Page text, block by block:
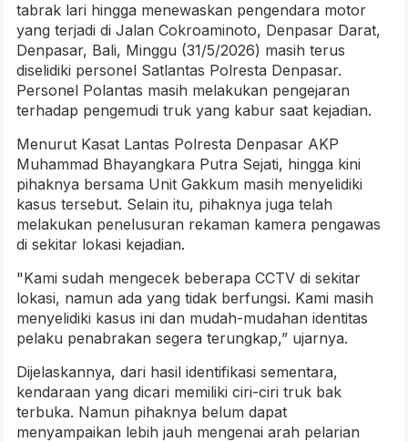
tabrak lari hingga menewaskan pengendara motor
yang terjadi di Jalan Cokroaminoto, Denpasar Darat,
Denpasar, Bali, Minggu (31/5/2026) masih terus
diselidiki personel Satlantas Polresta Denpasar.
Personel Polantas masih melakukan pengejaran
terhadap pengemudi truk yang kabur saat kejadian.
Menurut Kasat Lantas Polresta Denpasar AKP
Muhammad Bhayangkara Putra Sejati, hingga kini
pihaknya bersama Unit Gakkum masih menyelidiki
kasus tersebut. Selain itu, pihaknya juga telah
melakukan penelusuran rekaman kamera pengawas
di sekitar lokasi kejadian.
"Kami sudah mengecek beberapa CCTV di sekitar
lokasi, namun ada yang tidak berfungsi. Kami masih
menyelidiki kasus ini dan mudah-mudahan identitas
pelaku penabrakan segera terungkap,” ujarnya.
Dijelaskannya, dari hasil identifikasi sementara,
kendaraan yang dicari memiliki ciri-ciri truk bak
terbuka. Namun pihaknya belum dapat
menyampaikan lebih jauh mengenai arah pelarian